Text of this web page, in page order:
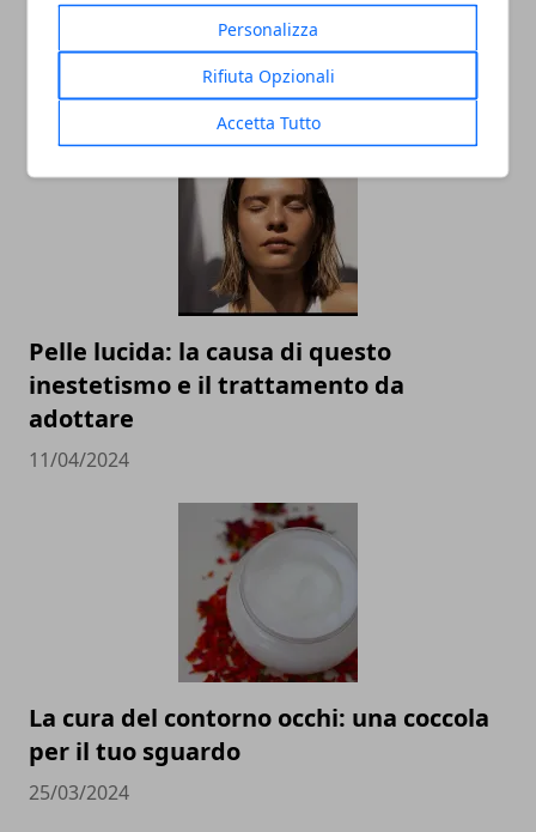
Personalizza
Rifiuta Opzionali
Accetta Tutto
Quale shampoo è il più adatto ai tuoi
capelli?
02/07/2024
Pelle lucida: la causa di questo
inestetismo e il trattamento da
adottare
11/04/2024
La cura del contorno occhi: una coccola
per il tuo sguardo
25/03/2024